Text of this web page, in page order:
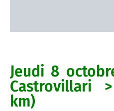
Jeudi 8
Castrovillari
km)